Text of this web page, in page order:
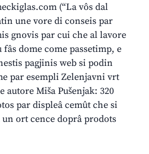
(“La vôs dal
une vore di conseis par
gnovis par cui che al lavore
dome come passetimp, e
pagjinis web si podin
par esempli Zelenjavni vrt
autore Miša Pušenjak: 320
par displeâ cemût che si
ort cence doprâ prodots